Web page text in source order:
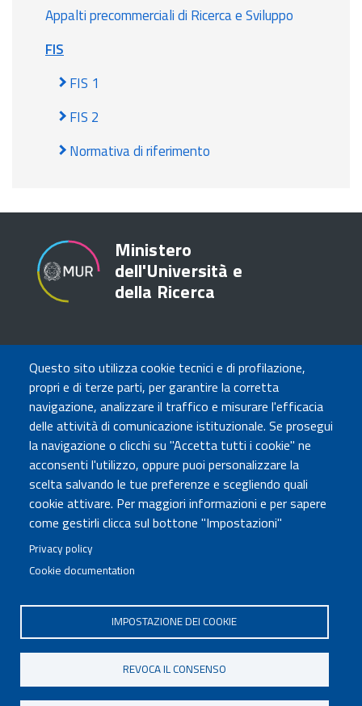
Questo sito utilizza cookie tecnici e di profilazione,
propri e di terze parti, per garantire la corretta
navigazione, analizzare il traffico e misurare l'efficacia
delle attività di comunicazione istituzionale. Se prosegui
la navigazione o clicchi su "Accetta tutti i cookie" ne
acconsenti l'utilizzo, oppure puoi personalizzare la
scelta salvando le tue preferenze e scegliendo quali
cookie attivare. Per maggiori informazioni e per sapere
come gestirli clicca sul bottone "Impostazioni"
Privacy policy
Cookie documentation
IMPOSTAZIONE DEI COOKIE
REVOCA IL CONSENSO
Appalti precommerciali di Ricerca e Sviluppo
FIS
FIS 1
FIS 2
Normativa di riferimento
Ministero
dell'Università e
della Ricerca
TRASPARENZA
Amministrazione Trasparente
Atti di notifica
Albo online
Concorsi
COMUNICA CON NOI
Urp
Posta elettronica certificata
Sedi e contatti
Governo Italiano
Tutti i diritti riservati © 2020
MENU
Mappa del sito